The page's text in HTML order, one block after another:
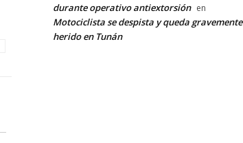
durante operativo antiextorsión en
Motociclista se despista y queda gravemente
herido en Tunán